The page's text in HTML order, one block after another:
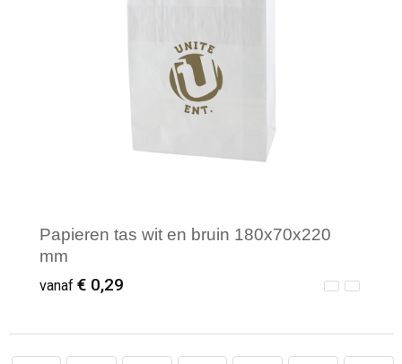
Papieren tas wit en bruin 180x70x220
mm
vanaf € 0,29